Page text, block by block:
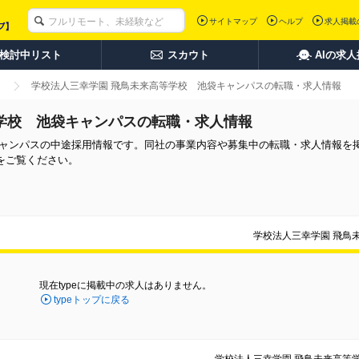
サイトマップ ヘルプ 求人掲載
討中リスト スカウト AIの求人
学校法人三幸学園 飛鳥未来高等学校 池袋キャンパスの転職・求人情報
校 池袋キャンパスの転職・求人情報
パスの中途採用情報です。同社の事業内容や募集中の転職・求人情報を
覧ください。
学校法人三幸学園 飛鳥
現在typeに掲載中の求人はありません。
typeトップに戻る